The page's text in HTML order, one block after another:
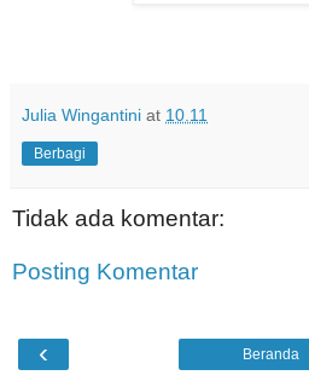
Julia Wingantini at 10.11
Berbagi
Tidak ada komentar:
Posting Komentar
‹ Beranda